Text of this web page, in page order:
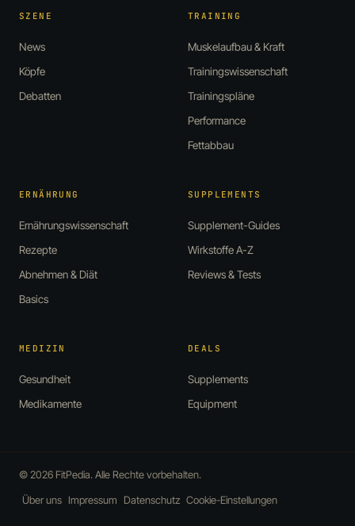
SZENE
News
Köpfe
Debatten
TRAINING
Muskelaufbau & Kraft
Trainingswissenschaft
Trainingspläne
Performance
Fettabbau
ERNÄHRUNG
Ernährungswissenschaft
Rezepte
Abnehmen & Diät
Basics
SUPPLEMENTS
Supplement-Guides
Wirkstoffe A-Z
Reviews & Tests
MEDIZIN
Gesundheit
Medikamente
DEALS
Supplements
Equipment
© 2026 FitPedia. Alle Rechte vorbehalten.
Über uns Impressum Datenschutz Cookie-Einstellungen